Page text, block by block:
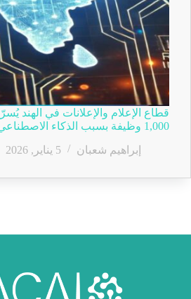
قطاع الإعلام والإعلانات في الهند
1,000 وظيفة بسبب الذكاء الاصطناعي
إبراهيم شعبان
5 يناير, 2026